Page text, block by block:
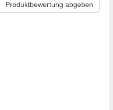
Produktbewertung abgeben